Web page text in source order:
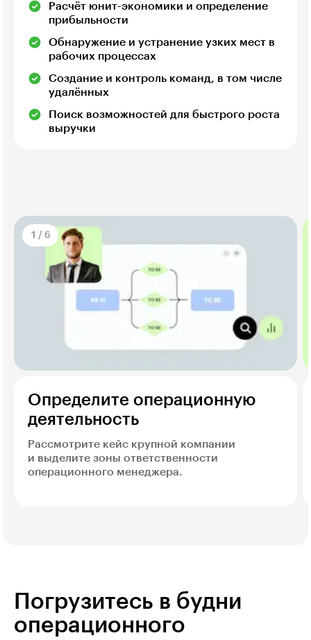
Расчёт юнит-экономики и определение
прибыльности
Обнаружение и устранение узких мест в
рабочих процессах
Создание и контроль команд, в том числе
удалённых
Поиск возможностей для быстрого роста
выручки
1 / 6
Определите операционную
деятельность
Рассмотрите кейс крупной компании
и выделите зоны ответственности
операционного менеджера.
Погрузитесь в будни
операционного